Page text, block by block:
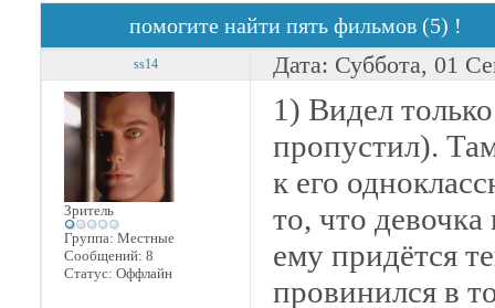
помогите найти пять фильмов (5) !
ss14 Дата: Суббота, 01
Зритель
Группа: Местные
Сообщений: 8
Статус: Оффлайн
1) Видел
пропустил).
к его
то, что
ему придётся
провинился в